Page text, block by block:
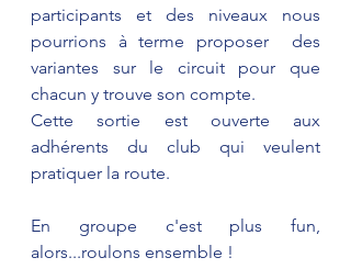
participants et des niveaux nous
pourrions à terme proposer  des
variantes sur le circuit pour que
chacun y trouve son compte.
Cette sortie est ouverte aux
adhérents du club qui veulent
pratiquer la route.
En groupe c'est plus fun,
alors...roulons ensemble !